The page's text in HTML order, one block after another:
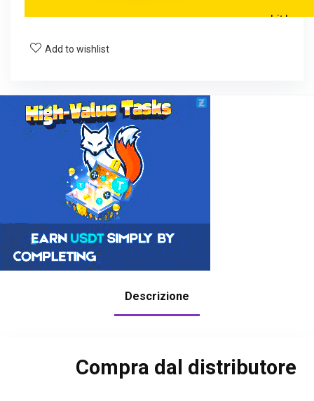
Add to wishlist
Descrizione
Compra dal distributore